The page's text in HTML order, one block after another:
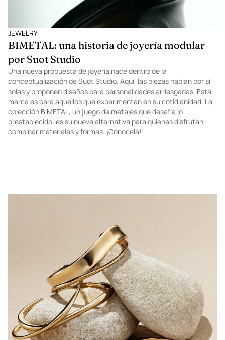
JEWELRY
BIMETAL: una historia de joyería modular
por Suot Studio
Una nueva propuesta de joyería nace dentro de la
conceptualización de Suot Studio. Aquí, las piezas hablan por sí
solas y proponen diseños para personalidades arriesgadas. Esta
marca es para aquellos que experimentan en su cotidianidad. La
colección BIMETAL, un juego de metales que desafía lo
prestablecido, es su nueva alternativa para quienes disfrutan
combinar materiales y formas. ¡Conócela!